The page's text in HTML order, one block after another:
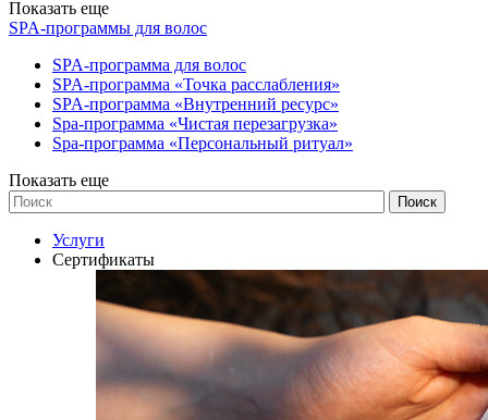
Показать еще
SPA-программы для волос
SPA-программа для волос
SPA-программа «Точка расслабления»
SPA-программа «Внутренний ресурс»
Spa-программа «Чистая перезагрузка»
Spa-программа «Персональный ритуал»
Показать еще
Услуги
Сертификаты